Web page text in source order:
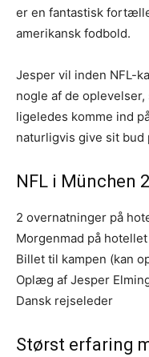
er en fantastisk
amerikansk fodbold.
Jesper vil inden NFL-
nogle af de oplevelser,
ligeledes komme ind
naturligvis give sit bud
NFL i München
2 overnatninger på
Morgenmad på hotellet
Billet til kampen (kan
Oplæg af Jesper
Dansk rejseleder
Størst erfaring